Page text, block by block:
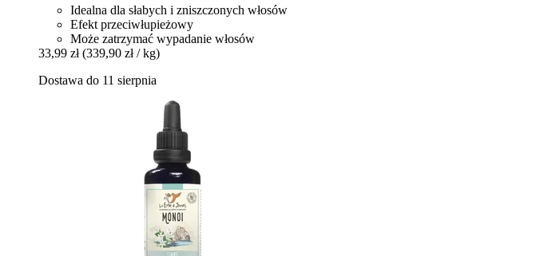
Idealna dla słabych i zniszczonych włosów
Efekt przeciwłupieżowy
Może zatrzymać wypadanie włosów
33,99 zł (339,90 zł / kg)
Dostawa do 11 sierpnia